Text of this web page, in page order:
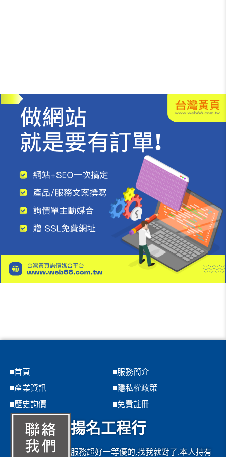
首頁
服務簡介
產業資訊
隱私權政策
歷史詢價
免費註冊
揚名工程行
服務超好一等優的,找我就對了.本人持有